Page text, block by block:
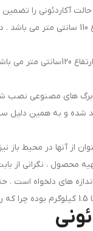
آکاردئونی را تضمین
و به همین دلیل
از آنها در محیط
محصول ، نگرانی از
های دلخواه است .